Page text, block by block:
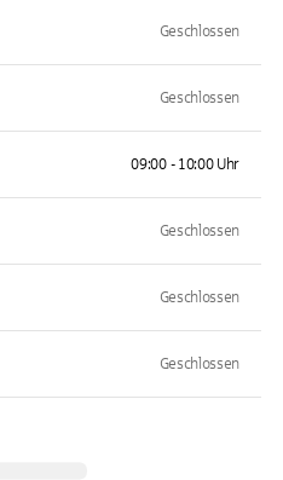
Geschlossen
Geschlossen
09:00 - 10:00 Uhr
Geschlossen
Geschlossen
Geschlossen